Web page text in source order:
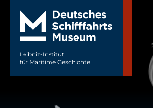
Leibniz-Institut
für Maritime Geschichte